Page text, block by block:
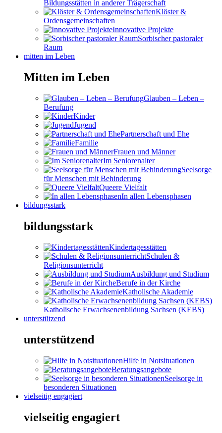
Bildungsstätten in anderer Trägerschaft
Klöster &
Ordensgemeinschaften
Innovative Projekte
Sorbischer pastoraler
Raum
mitten im Leben
Mitten im Leben
Glauben – Leben –
Berufung
Kinder
Jugend
Partnerschaft und Ehe
Familie
Frauen und Männer
Im Seniorenalter
Seelsorge
für Menschen mit Behinderung
Queere Vielfalt
In allen Lebensphasen
bildungsstark
bildungsstark
Kindertagesstätten
Schulen &
Religionsunterricht
Ausbildung und Studium
Berufe in der Kirche
Katholische Akademie
Katholische Erwachsenenbildung Sachsen (KEBS)
unterstützend
unterstützend
Hilfe in Notsituationen
Beratungsangebote
Seelsorge in
besonderen Situationen
vielseitig engagiert
vielseitig engagiert